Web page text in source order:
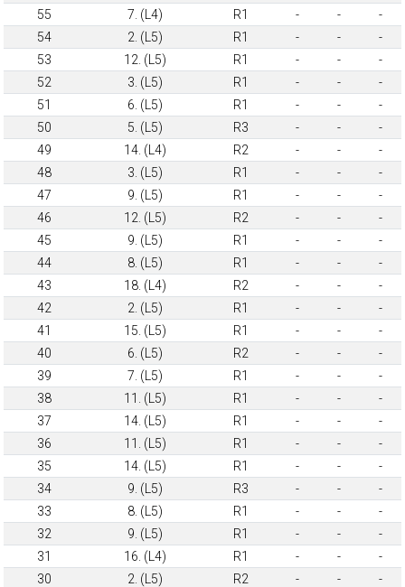
55
7. (L4) R1 - -
-
54
2. (L5) R1 - -
-
53
12. (L5) R1 - -
-
52
3. (L5) R1 - -
-
51
6. (L5) R1 - -
-
50
5. (L5) R3 - -
-
49
14. (L4) R2 - -
-
48
3. (L5) R1 - -
-
47
9. (L5) R1 - -
-
46
12. (L5) R2 - -
-
45
9. (L5) R1 - -
-
44
8. (L5) R1 - -
-
43
18. (L4) R2 - -
-
42
2. (L5) R1 - -
-
41
15. (L5) R1 - -
-
40
6. (L5) R2 - -
-
39
7. (L5) R1 - -
-
38
11. (L5) R1 - -
-
37
14. (L5) R1 - -
-
36
11. (L5) R1 - -
-
35
14. (L5) R1 - -
-
34
9. (L5) R3 - -
-
33
8. (L5) R1 - -
-
32
9. (L5) R1 - -
-
31
16. (L4) R1 - -
-
30
2. (L5) R2 - -
-